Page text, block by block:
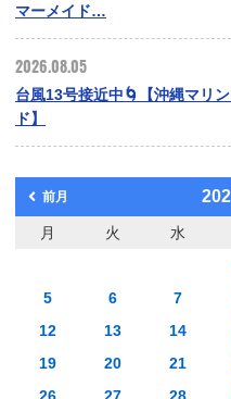
マーメイド…
2026.08.05
台風13号接近中🌀【沖縄マリ
ド】
前月
月 火 水
5
6 7
12
13 14
19
20 21
26
27 28